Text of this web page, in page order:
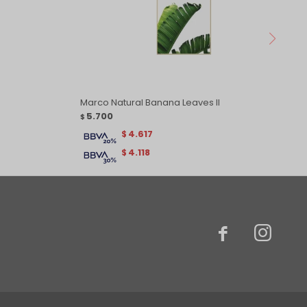
Marco Natural Banana Leaves II
$ 5.700
$ 4.118
$ 4.617
 